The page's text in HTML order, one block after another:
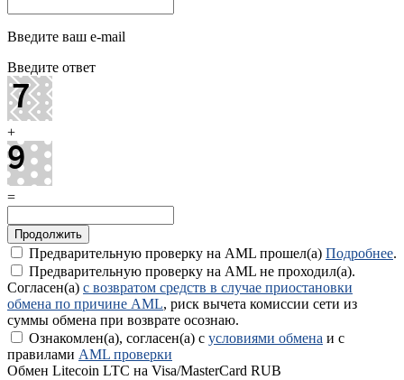
Введите ваш e-mail
Введите ответ
+
=
Предварительную проверку на AML прошел(а) Подробнее.
Предварительную проверку на AML не проходил(а).
Согласен(а) с возвратом средств в случае приостановки
обмена по причине AML, риск вычета комиссии сети из
суммы обмена при возврате осознаю.
Ознакомлен(а), согласен(а) с условиями обмена и с
правилами AML проверки
Обмен Litecoin LTC на Visa/MasterCard RUB